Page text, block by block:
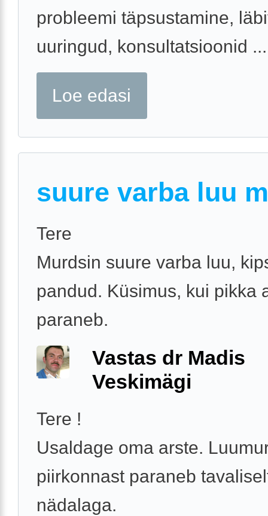
probleemi täpsustamine,
uuringud, konsultatsioonid ...
Loe edasi
suure varba luu
Tere
Murdsin suure varba luu,
pandud. Küsimus, kui pikka
paraneb.
Vastas dr Madis
Veskimägi
Tere !
Usaldage oma arste.
piirkonnast paraneb
nädalaga.